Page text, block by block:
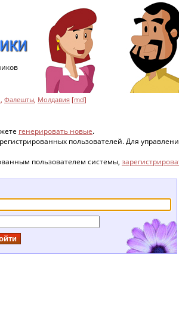
, Фалешты, Молдавия [md]
генерировать новые.
пользователей. Для
пользователем системы,